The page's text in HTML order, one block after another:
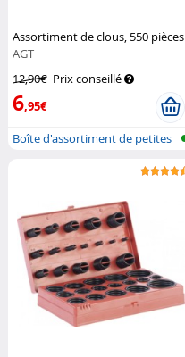
Assortiment de clous, 550 pièces
AGT
12,90€ Prix conseillé
6,95€
Boîte d'assortiment de petites